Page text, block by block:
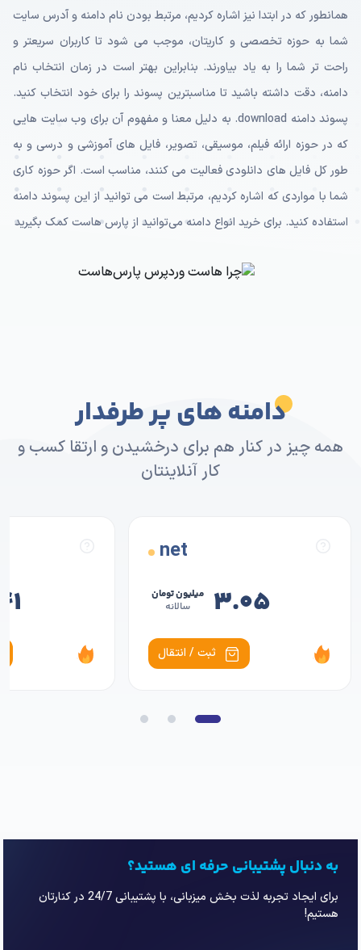
همانطور که در ابتدا نیز اشاره کردیم، مرتبط بودن نام دامنه و آدرس سایت
شما به حوزه تخصصی و کاریتان، موجب می شود تا کاربران سریعتر و
راحت تر شما را به یاد بیاورند. بنابراین بهتر است در زمان انتخاب نام
دامنه، دقت داشته باشید تا مناسبترین پسوند را برای خود انتخاب کنید.
پسوند دامنه download. به دلیل معنا و مفهوم آن برای وب سایت هایی
که در حوزه ارائه فیلم، موسیقی، تصویر، فایل های آموزشی و درسی و به
طور کل فایل های دانلودی فعالیت می کنند، مناسب است. اگر حوزه کاری
شما با مواردی که اشاره کردیم، مرتبط است می توانید از این پسوند دامنه
استفاده کنید. برای خرید انواع دامنه می‌توانید از پارس هاست کمک بگیرید
دامنه های پر طرفدار
همه چیز در کنار هم برای درخشیدن و ارتقا کسب و
کار آنلاینتان
net
میلیون تومان
سالانه
۳.۰۵
ثبت / انتقال
به دنبال پشتیبانی حرفه ای هستید؟
برای ایجاد تجربه لذت بخش میزبانی، با پشتیبانی 24/7 در کنارتان
هستیم!